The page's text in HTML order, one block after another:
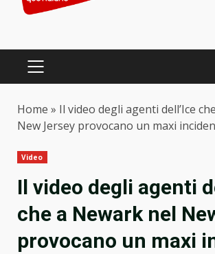
PRIMARY
Home » Il video degli agenti dell’Ice
New Jersey provocano un maxi
Video
Il video degli agenti
che a Newark nel
provocano un maxi